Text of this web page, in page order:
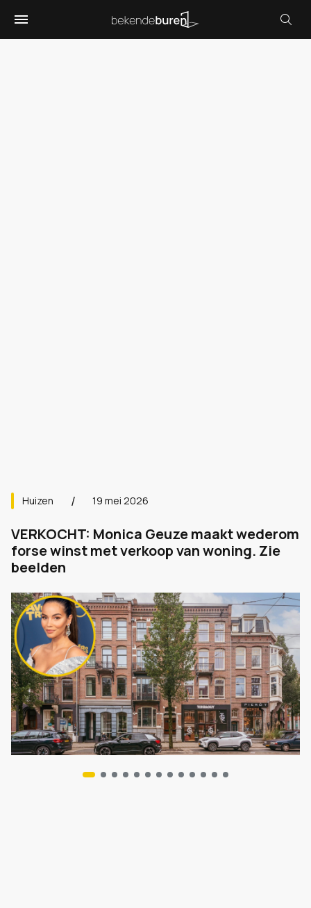
Huizen 19 mei 2026
VERKOCHT: Monica Geuze maakt wederom
forse winst met verkoop van woning. Zie
beelden